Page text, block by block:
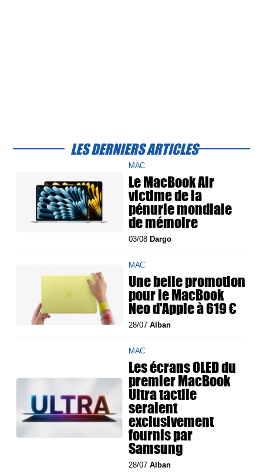
LES DERNIERS ARTICLES
MAC
Le MacBook Air
victime de la
pénurie mondiale
de mémoire
03/08 Dargo
MAC
Une belle promotion
pour le MacBook
Neo d'Apple à 619 €
28/07Alban
MAC
Les écrans OLED du
premier MacBook
Ultra tactile
seraient
exclusivement
fournis par
Samsung
28/07Alban